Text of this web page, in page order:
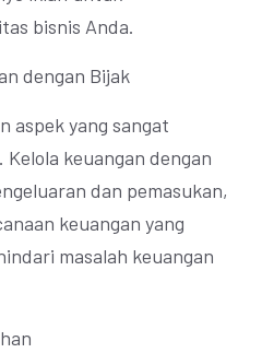
bisnis Anda.
dengan Bijak
aspek yang sangat
keuangan dengan
dan pemasukan,
keuangan yang
masalah keuangan